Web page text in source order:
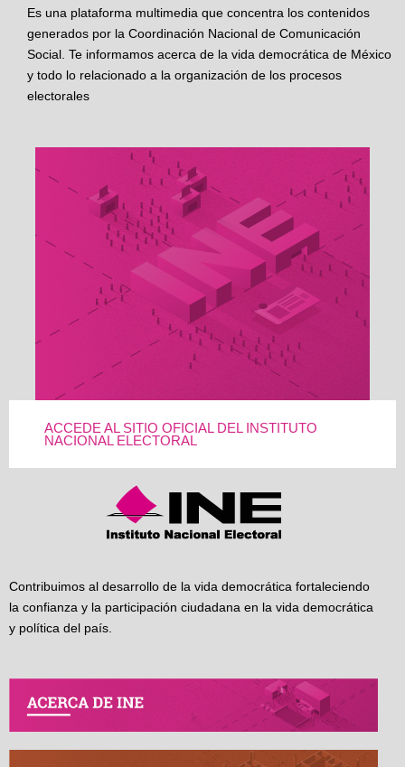
Es una plataforma multimedia que concentra los contenidos
generados por la Coordinación Nacional de Comunicación
Social. Te informamos acerca de la vida democrática de México
y todo lo relacionado a la organización de los procesos
electorales
ACCEDE AL SITIO OFICIAL DEL INSTITUTO
NACIONAL ELECTORAL
Contribuimos al desarrollo de la vida democrática fortaleciendo
la confianza y la participación ciudadana en la vida democrática
y política del país.